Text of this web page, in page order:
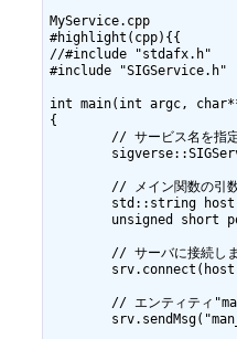
MyService.cpp
#highlight(cpp){{
//#include "stdafx.h"
#include "SIGService.h"
int main(int argc,
{